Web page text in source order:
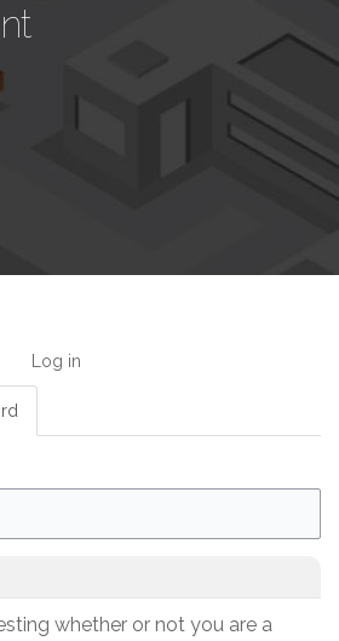
Log in
tab)
whether or not you are a